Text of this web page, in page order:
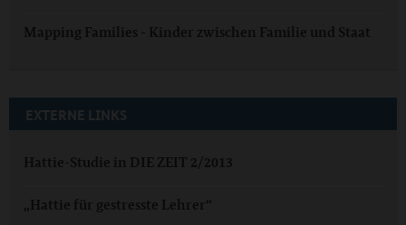
Mapping Families - Kinder zwischen Familie und Staat
EXTERNE LINKS
Hattie-Studie in DIE ZEIT 2/2013
„Hattie für gestresste Lehrer“